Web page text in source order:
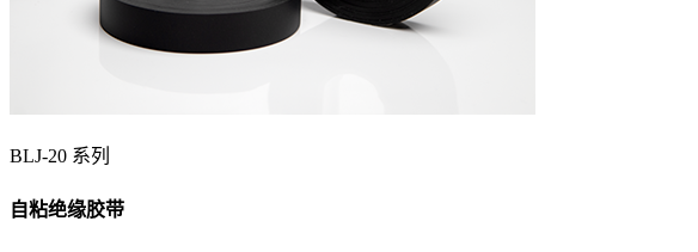
BLJ-20 系列
自粘绝缘胶带